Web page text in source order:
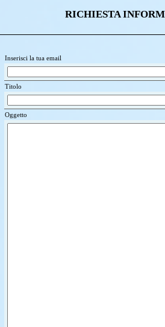
RICHIESTA
Inserisci la tua email
Titolo
Oggetto